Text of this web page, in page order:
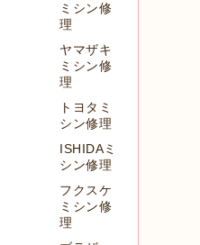
ミシン修
理
ヤマザキ
ミシン修
理
トヨタミ
シン修理
ISHIDAミ
シン修理
フクスケ
ミシン修
理